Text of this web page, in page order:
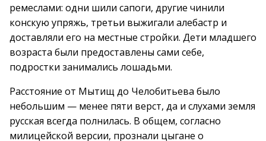
ремеслами: одни шили сапоги, другие чинили
конскую упряжь, третьи выжигали алебастр и
доставляли его на местные стройки. Дети младшего
возраста были предоставлены сами себе,
подростки занимались лошадьми.
Расстояние от Мытищ до Челобитьева было
небольшим — менее пяти верст, да и слухами земля
русская всегда полнилась. В общем, согласно
милицейской версии, прознали цыгане о